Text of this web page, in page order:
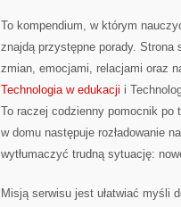
To kompendium, w którym
znajdą przystępne porady.
zmian, emocjami, relacjami oraz
Technologia w edukacji i
To raczej codzienny pomocnik
w domu następuje rozładowanie
wytłumaczyć trudną sytuację:
Misją serwisu jest ułatwiać myśli